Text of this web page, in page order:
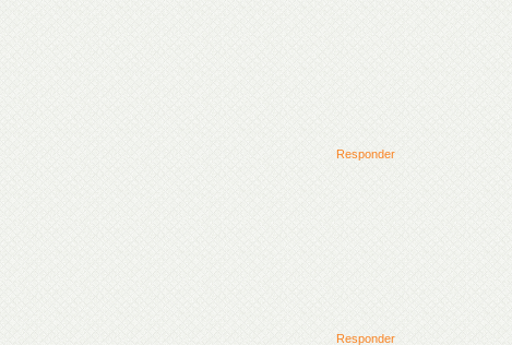
Responder
Responder